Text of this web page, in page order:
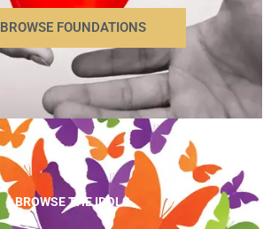
BROWSE FOUNDATIONS
BROWSE THE IDOLS